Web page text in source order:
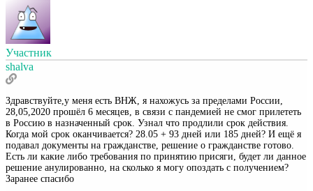
Участник
shalva
Здравствуйте,у меня есть ВНЖ, я нахожусь за пределами России,
28,05,2020 прошёл 6 месяцев, в связи с пандемией не смог прилететь
в Россию в назначенный срок. Узнал что продлили срок действия.
Когда мой срок оканчивается? 28.05 + 93 дней или 185 дней? И ещё я
подавал документы на гражданстве, решение о гражданстве готово.
Есть ли какие либо требования по принятию присяги, будет ли данное
решение анулированно, на сколько я могу опоздать с получением?
Заранее спасибо